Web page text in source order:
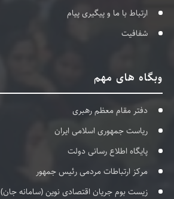
ارتباط با ما و پیگیری پیام
شفافیت
وبگاه های مهم
دفتر مقام معظم رهبری
ریاست جمهوری اسلامی ایران
پایگاه اطلاع رسانی دولت
مرکز ارتباطات مردمی رئیس جمهور
زیست بوم جریان اقتصادی نوین (سامانه جان)